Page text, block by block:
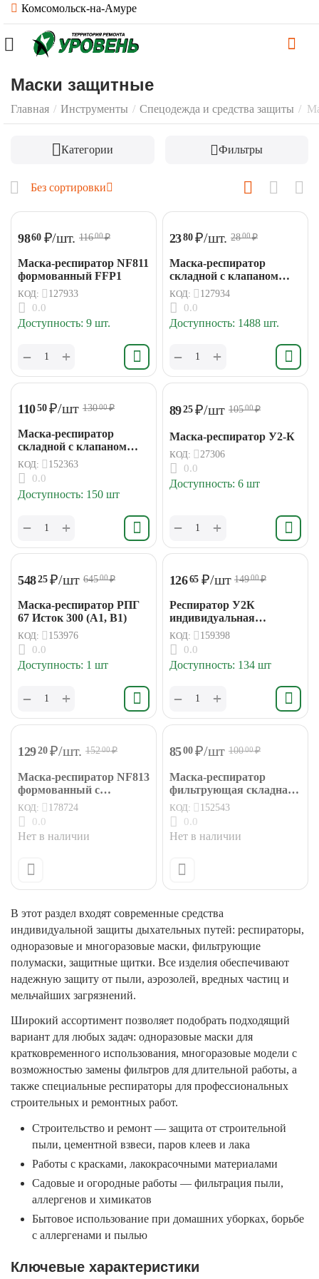
Комсомольск-на-Амуре
Маски защитные
Главная / Инструменты / Спецодежда и средства защиты /
Категории Фильтры
В этот раздел входят современные средства
индивидуальной защиты дыхательных путей: респираторы,
одноразовые и многоразовые маски, фильтрующие
полумаски, защитные щитки. Все изделия обеспечивают
надежную защиту от пыли, аэрозолей, вредных частиц и
мельчайших загрязнений.
Широкий ассортимент позволяет подобрать подходящий
вариант для любых задач: одноразовые маски для
кратковременного использования, многоразовые модели с
возможностью замены фильтров для длительной работы, а
также специальные респираторы для профессиональных
строительных и ремонтных работ.
Строительство и ремонт — защита от строительной
пыли, цементной взвеси, паров клеев и лака
Работы с красками, лакокрасочными материалами
Садовые и огородные работы — фильтрация пыли,
аллергенов и химикатов
Бытовое использование при домашних уборках, борьбе
с аллергенами и пылью
Ключевые характеристики
Без сортировки
9860 ₽/шт. 11600₽
Маска-респиратор NF811
формованный FFP1
КОД: 127933
0.0
Доступность: 9 шт.
+
−
2380 ₽/шт. 2800₽
Маска-респиратор
складной с клапаном
KN95 FFP2
КОД: 127934
0.0
Доступность: 1488 шт.
+
−
11050 ₽/шт 13000₽
Маска-респиратор
складной с клапаном
НРЗ-1212 FFP2
КОД: 152363
0.0
Доступность: 150 шт
+
−
8925 ₽/шт 10500₽
Маска-респиратор У2-К
КОД: 27306
0.0
Доступность: 6 шт
+
−
54825 ₽/шт 64500₽
Маска-респиратор РПГ
67 Исток 300 (А1, В1)
КОД: 153976
0.0
Доступность: 1 шт
+
−
12665 ₽/шт 14900₽
Респиратор У2К
индивидуальная
упаковка
КОД: 159398
0.0
Доступность: 134 шт
+
−
12920 ₽/шт. 15200₽
Маска-респиратор NF813
формованный с
клапаном FFP3
КОД: 178724
0.0
Нет в наличии
8500 ₽/шт 10000₽
Маска-респиратор
фильтрующая складная
КОД: 152543
0.0
Нет в наличии